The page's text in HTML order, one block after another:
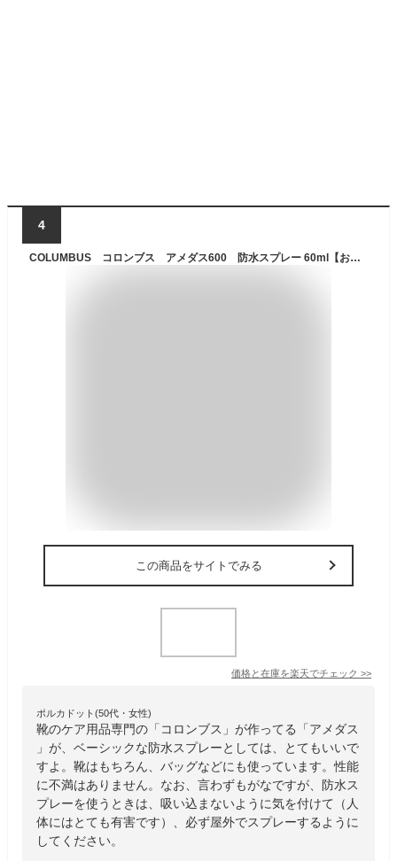
4
COLUMBUS コロンブス アメダス600 防水スプレー 60ml【お取り寄せ製品】【防水スプレー 撥水スプレー】
この商品をサイトでみる
価格と在庫を楽天でチェック >>
ポルカドット(50代・女性)
靴のケア用品専門の「コロンブス」が作ってる「アメダス
」が、ベーシックな防水スプレーとしては、とてもいいで
すよ。靴はもちろん、バッグなどにも使っています。性能
に不満はありません。なお、言わずもがなですが、防水ス
プレーを使うときは、吸い込まないように気を付けて（人
体にはとても有害です）、必ず屋外でスプレーするように
してください。